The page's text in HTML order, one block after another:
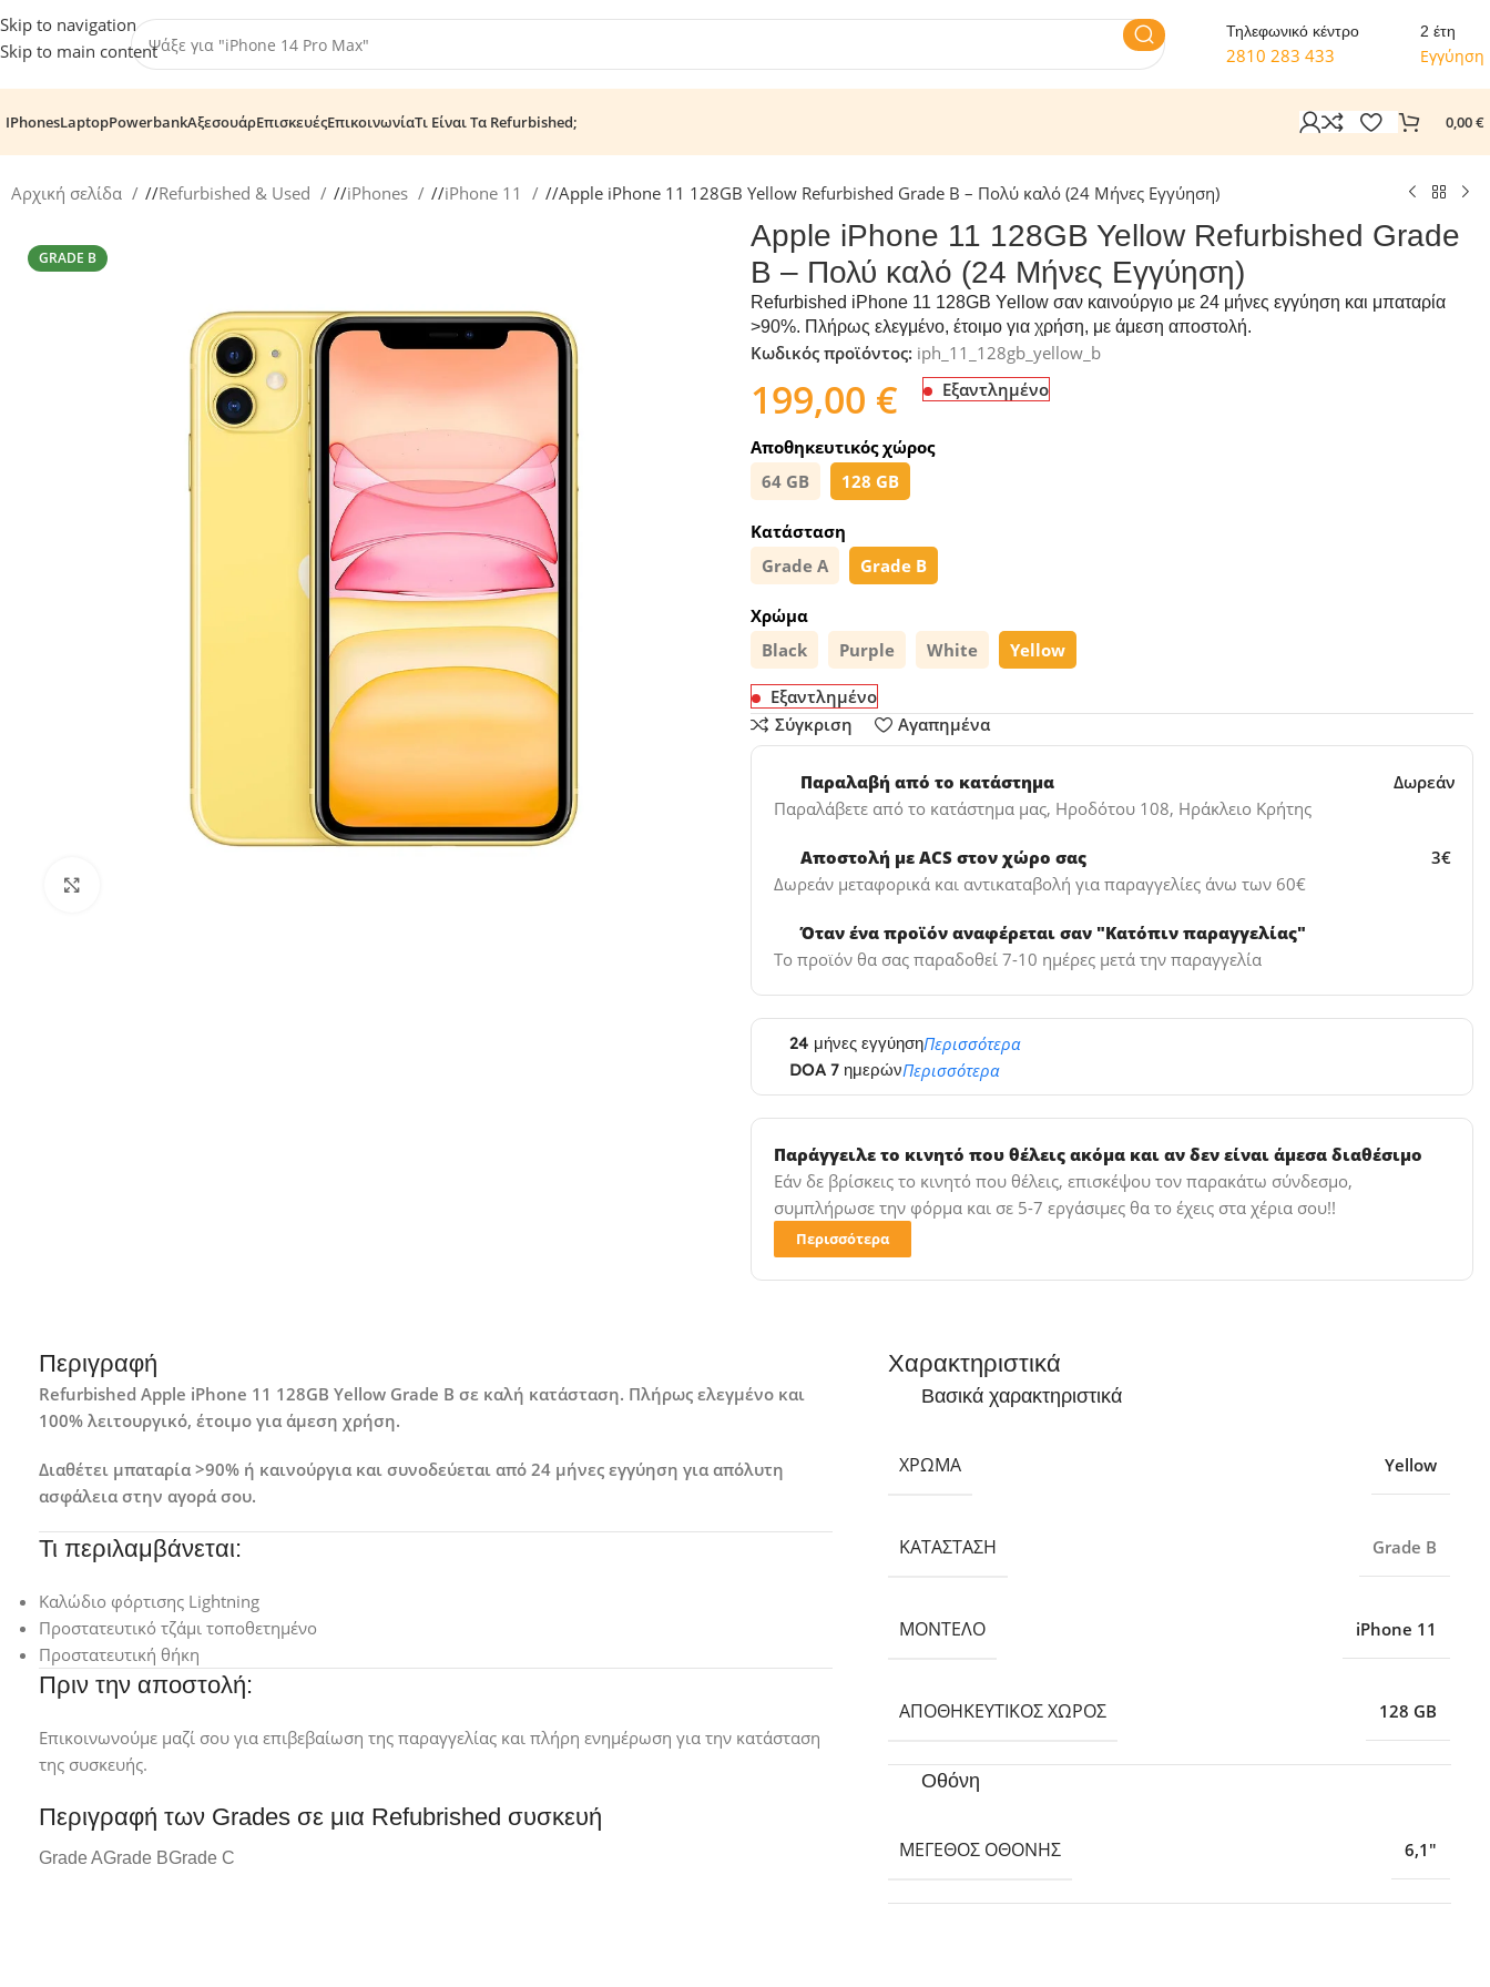
Skip to navigation
Skip to main content
Τηλεφωνικό κέντρο
2810 283 433
2 έτη
Εγγύηση
IPhonesLaptopPowerbankΑξεσουάρΕπισκευέςΕπικοινωνίαΤι Είναι Τα Refurbished; 0,00€
Αρχική σελίδα / Refurbished & Used / iPhones / iPhone 11 / Apple iPhone 11 128GB Yellow Refurbished Grade B – Πολύ καλό (24 Μήνες Εγγύηση)
GRADE B
Apple iPhone 11 128GB Yellow Refurbished Grade
B – Πολύ καλό (24 Μήνες Εγγύηση)
Refurbished iPhone 11 128GB Yellow σαν καινούργιο με 24 μήνες εγγύηση και μπαταρία
>90%. Πλήρως ελεγμένο, έτοιμο για χρήση, με άμεση αποστολή.
Κωδικός προϊόντος: iph_11_128gb_yellow_b
199,00 € Εξαντλημένο
Αποθηκευτικός χώρος
64 GB
128 GB
Κατάσταση
Grade A
Grade B
Χρώμα
Black
Purple White Yellow
Εξαντλημένο
Σύγκριση
Αγαπημένα
Παραλαβή από το κατάστημα
Παραλάβετε από το κατάστημα μας, Ηροδότου 108, Ηράκλειο Κρήτης
Δωρεάν
Αποστολή με ACS στον χώρο σας
Δωρεάν μεταφορικά και αντικαταβολή για παραγγελίες άνω των 60€
3€
Όταν ένα προϊόν αναφέρεται σαν "Κατόπιν παραγγελίας"
Το προϊόν θα σας παραδοθεί 7-10 ημέρες μετά την παραγγελία
24 μήνες εγγύησηΠερισσότερα
DOA 7 ημερώνΠερισσότερα
Παράγγειλε το κινητό που θέλεις ακόμα και αν δεν είναι άμεσα διαθέσιμο
Εάν δε βρίσκεις το κινητό που θέλεις, επισκέψου τον παρακάτω σύνδεσμο,
συμπλήρωσε την φόρμα και σε 5-7 εργάσιμες θα το έχεις στα χέρια σου!!
Περισσότερα
Περιγραφή
Refurbished Apple iPhone 11 128GB Yellow Grade B σε καλή κατάσταση. Πλήρως ελεγμένο και
100% λειτουργικό, έτοιμο για άμεση χρήση.
Διαθέτει μπαταρία >90% ή καινούργια και συνοδεύεται από 24 μήνες εγγύηση για απόλυτη
ασφάλεια στην αγορά σου.
Τι περιλαμβάνεται:
Καλώδιο φόρτισης Lightning
Προστατευτικό τζάμι τοποθετημένο
Προστατευτική θήκη
Πριν την αποστολή:
Επικοινωνούμε μαζί σου για επιβεβαίωση της παραγγελίας και πλήρη ενημέρωση για την κατάσταση
της συσκευής.
Περιγραφή των Grades σε μια Refubrished συσκευή
Grade AGrade BGrade C
Χαρακτηριστικά
Βασικά χαρακτηριστικά
ΧΡΏΜΑ Yellow
ΚΑΤΆΣΤΑΣΗ Grade B
ΜΟΝΤΈΛΟ iPhone 11
ΑΠΟΘΗΚΕΥΤΙΚΌΣ ΧΏΡΟΣ 128 GB
Οθόνη
ΜΈΓΕΘΟΣ ΟΘΌΝΗΣ 6,1″